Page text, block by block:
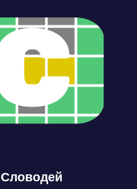
Словодей